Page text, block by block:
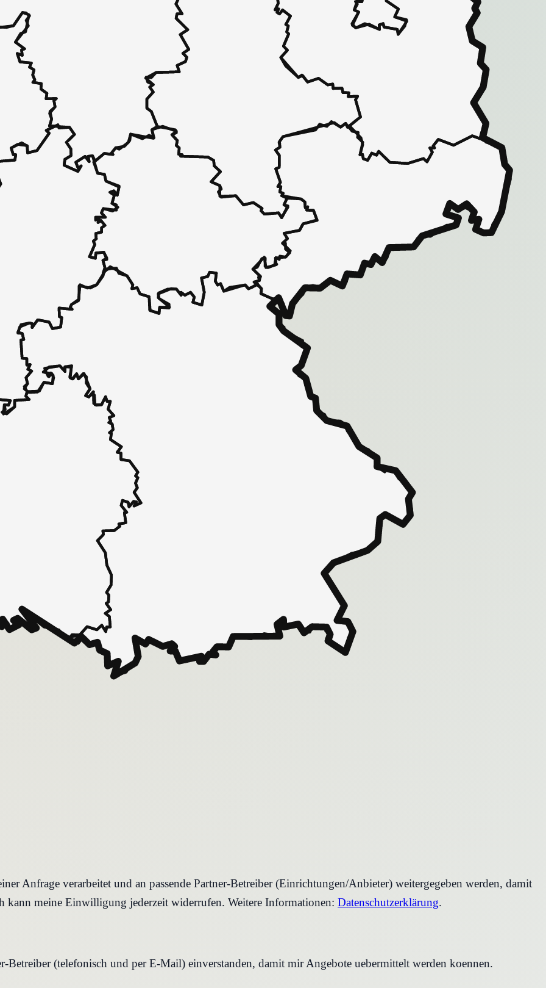
Anfrage verarbeitet und an passende Partner-Betreiber (Einrichtungen/Anbieter) weitergegeben werden, damit
kann meine Einwilligung jederzeit widerrufen. Weitere Informationen: Datenschutzerklärung.
Betreiber (telefonisch und per E-Mail) einverstanden, damit mir Angebote uebermittelt werden koennen.